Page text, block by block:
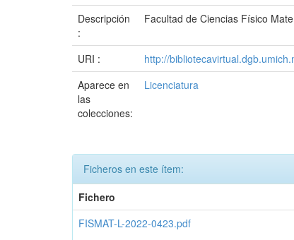
Descripción
:
Facultad de Ciencias Físico
URI :
http://
Aparece en
las
colecciones:
Licenciatura
Ficheros en este ítem:
Fichero
FISMAT-L-2022-0423.pdf